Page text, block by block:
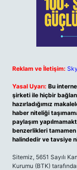
Reklam ve İletişim:
Yasal Uyarı: Bu
şirketi ile hiçbir
hazırladığımız
haber niteliği
paylaşım
benzerlikleri
halindedir ve tavsiye
Sitemiz, 5651 Sayılı
Kurumu (BTK)